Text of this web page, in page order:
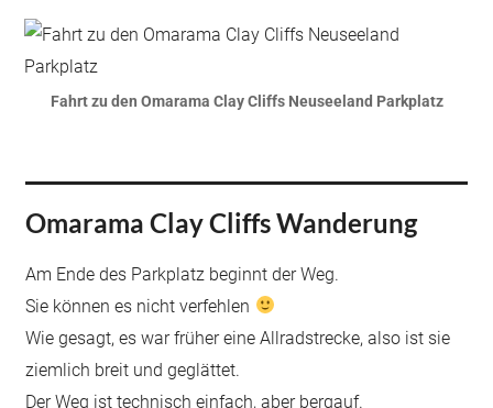
Fahrt zu den Omarama Clay Cliffs Neuseeland Parkplatz
Omarama Clay Cliffs Wanderung
Am Ende des Parkplatz beginnt der Weg.
Sie können es nicht verfehlen
Wie gesagt, es war früher eine Allradstrecke, also ist sie
ziemlich breit und geglättet.
Der Weg ist technisch einfach, aber bergauf.